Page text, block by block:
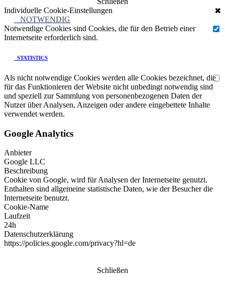
Individuelle Cookie-Einstellungen
✖
NOTWENDIG
Notwendige Cookies sind Cookies, die für den Betrieb einer
Internetseite erforderlich sind.
STATISTICS
Als nicht notwendige Cookies werden alle Cookies bezeichnet, die
für das Funktionieren der Website nicht unbedingt notwendig sind
und speziell zur Sammlung von personenbezogenen Daten der
Nutzer über Analysen, Anzeigen oder andere eingebettete Inhalte
verwendet werden.
Google Analytics
Anbieter
Google LLC
Beschreibung
Cookie von Google, wird für Analysen der Internetseite genutzt.
Enthalten sind allgemeine statistische Daten, wie der Besucher die
Internetseite benutzt.
Cookie-Name
Laufzeit
24h
Datenschutzerklärung
https://policies.google.com/privacy?hl=de
Schließen